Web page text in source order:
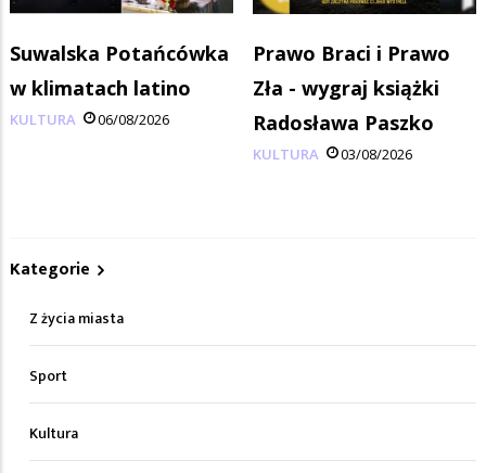
Suwalska Potańcówka
w klimatach latino
KULTURA 06/08/2026
Prawo Braci i Prawo
Zła - wygraj książki
Radosława Paszko
KULTURA 03/08/2026
Kategorie
Z życia miasta
Sport
Kultura